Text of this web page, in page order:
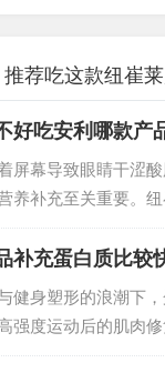
荐吃这款纽崔
好吃安利哪款产
屏幕导致眼睛干涩
养补充至关重要。
配备了“营养护盾”
补充蛋白质比较
健身塑形的浪潮下
强度运动后的肌肉
质都至关重要。面